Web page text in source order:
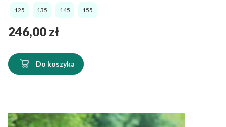
125 135 145 155
Cena
246,00 zł
Do koszyka